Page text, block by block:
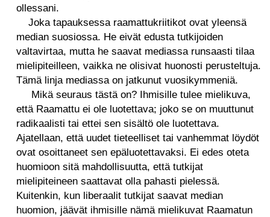
ollessani.
Joka tapauksessa raamattukriitikot ovat yleensä
median suosiossa. He eivät edusta tutkijoiden
valtavirtaa, mutta he saavat mediassa runsaasti tilaa
mielipiteilleen, vaikka ne olisivat huonosti perusteltuja.
Tämä linja mediassa on jatkunut vuosikymmeniä.
Mikä seuraus tästä on? Ihmisille tulee mielikuva,
että Raamattu ei ole luotettava; joko se on muuttunut
radikaalisti tai ettei sen sisältö ole luotettava.
Ajatellaan, että uudet tieteelliset tai vanhemmat löydöt
ovat osoittaneet sen epäluotettavaksi. Ei edes oteta
huomioon sitä mahdollisuutta, että tutkijat
mielipiteineen saattavat olla pahasti pielessä.
Kuitenkin, kun liberaalit tutkijat saavat median
huomion, jäävät ihmisille nämä mielikuvat Raamatun